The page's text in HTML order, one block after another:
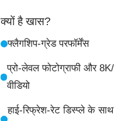
क्यों है खास?
फ्लैगशिप-ग्रेड परफॉर्मेंस
प्रो-लेवल फोटोग्राफी और
वीडियो
हाई-रिफ्रेश-रेट डिस्प्ले के